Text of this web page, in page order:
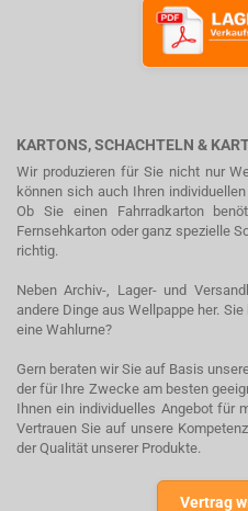
KARTONS, SCHACHTELN &
Wir produzieren für Sie nicht nur
können sich auch Ihren
Ob Sie einen Fahrradkarton
Fernsehkarton oder ganz spezielle
richtig.
Neben Archiv-, Lager- und
andere Dinge aus Wellpappe her.
eine Wahlurne?
Gern beraten wir Sie auf Basis
der für Ihre Zwecke am besten
Ihnen ein individuelles Angebot für
Vertrauen Sie auf unsere
der Qualität unserer Produkte.
Vertrag